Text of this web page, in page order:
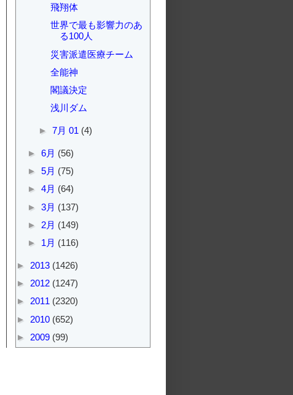
飛翔体
世界で最も影響力のあ
る100人
災害派遣医療チーム
全能神
閣議決定
浅川ダム
► 7月 01 (4)
► 6月 (56)
► 5月 (75)
► 4月 (64)
► 3月 (137)
► 2月 (149)
► 1月 (116)
► 2013 (1426)
► 2012 (1247)
► 2011 (2320)
► 2010 (652)
► 2009 (99)